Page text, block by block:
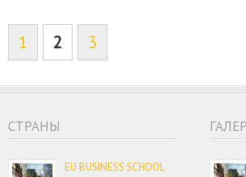
1 2 3
CТРАНЫ
EU BUSINESS SCHOOL